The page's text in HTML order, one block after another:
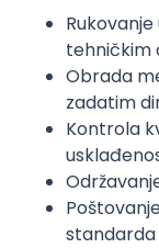
tehničkim
Obrada
zadatim
Kontrola